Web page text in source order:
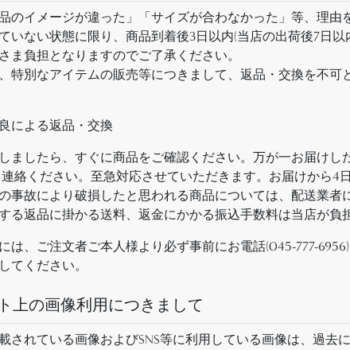
のイメージが違った」「サイズが合わなかった」等、理
いない状態に限り、商品到着後3日以内(当店の出荷後7日
ま負担となりますのでご了承ください。
特別なアイテムの販売等につきまして、返品・交換を不
による返品・交換
ましたら、すぐに商品をご確認ください。万が一お届け
絡ください。至急対応させていただきます。お届けから4
事故により破損したと思われる商品については、配送業者
る返品に掛かる送料、返金にかかる振込手数料は当店が負
は、ご注文者ご本人様より必ず事前にお電話(045-777-
てください。
上の画像利用につきまして
されている画像およびSNS等に利用している画像は、過